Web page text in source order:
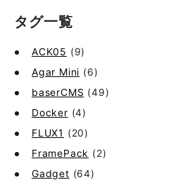
タグ一覧
ACK05 (9)
Agar Mini (6)
baserCMS (49)
Docker (4)
FLUX1 (20)
FramePack (2)
Gadget (64)